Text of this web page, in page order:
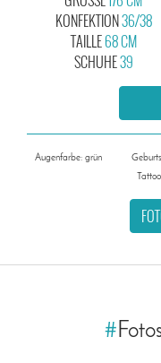
KONFEKTION36/38
TAILLE68 CM
SCHUHE39
Augenfarbe: grün
#